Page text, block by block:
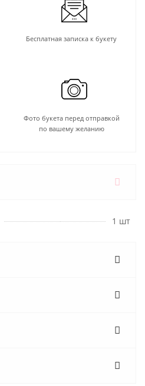
Бесплатная записка к букету
Фото букета перед отправкой
по вашему желанию
1 шт